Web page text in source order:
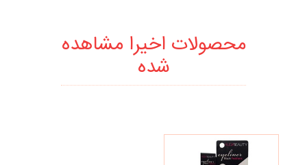
محصولات اخیرا مشاهده
شده